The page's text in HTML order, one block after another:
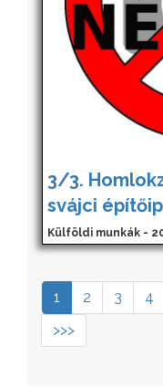
3/3.
svájci
Külföldi munkák -
1 2 3 4
>>>